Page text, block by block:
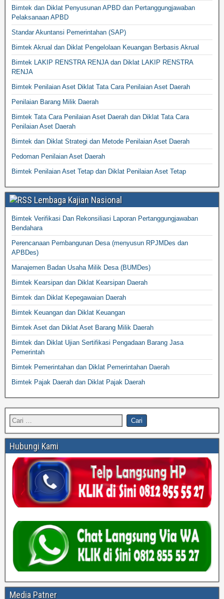
Bimtek dan Diklat Penyusunan APBD dan Pertanggungjawaban
Pelaksanaan APBD
Standar Akuntansi Pemerintahan (SAP)
Bimtek Akrual dan Diklat Pengelolaan Keuangan Berbasis Akrual
Bimtek LAKIP RENSTRA RENJA dan Diklat LAKIP RENSTRA
RENJA
Bimtek Penilaian Aset Diklat Tata Cara Penilaian Aset Daerah
Penilaian Barang Milik Daerah
Bimtek Tata Cara Penilaian Aset Daerah dan Diklat Tata Cara
Penilaian Aset Daerah
Bimtek dan Diklat Strategi dan Metode Penilaian Aset Daerah
Pedoman Penilaian Aset Daerah
Bimtek Penilaian Aset Tetap dan Diklat Penilaian Aset Tetap
Lembaga Kajian Nasional
Bimtek Verifikasi Dan Rekonsiliasi Laporan Pertanggungjawaban
Bendahara
Perencanaan Pembangunan Desa (menyusun RPJMDes dan
APBDes)
Manajemen Badan Usaha Milik Desa (BUMDes)
Bimtek Kearsipan dan Diklat Kearsipan Daerah
Bimtek dan Diklat Kepegawaian Daerah
Bimtek Keuangan dan Diklat Keuangan
Bimtek Aset dan Diklat Aset Barang Milik Daerah
Bimtek dan Diklat Ujian Sertifikasi Pengadaan Barang Jasa
Pemerintah
Bimtek Pemerintahan dan Diklat Pemerintahan Daerah
Bimtek Pajak Daerah dan Diklat Pajak Daerah
Hubungi Kami
Media Patner